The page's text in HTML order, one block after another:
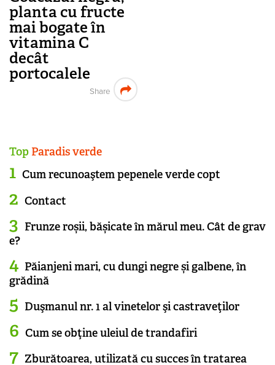
planta cu fructe
mai bogate în
vitamina C
decât
portocalele
Share
Top Paradis verde
Cum recunoaştem pepenele verde copt
Contact
Frunze roșii, bășicate în mărul meu. Cât de grav
e?
Păianjeni mari, cu dungi negre și galbene, în
grădină
Duşmanul nr. 1 al vinetelor şi castraveţilor
Cum se obţine uleiul de trandafiri
Zburătoarea, utilizată cu succes în tratarea